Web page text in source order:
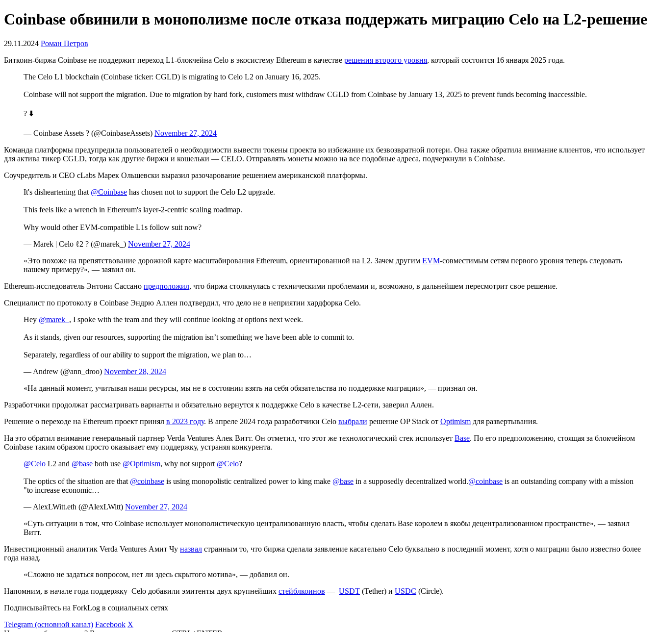
Coinbase обвинили в монополизме после отказа поддержать миграцию Celo на L2-решение
29.11.2024 Роман Петров
Биткоин-биржа Coinbase не поддержит переход L1-блокчейна Celo в экосистему Ethereum в качестве решения второго уровня, который состоится 16 января 2025 года.
The Celo L1 blockchain (Coinbase ticker: CGLD) is migrating to Celo L2 on January 16, 2025.
Coinbase will not support the migration. Due to migration by hard fork, customers must withdraw CGLD from Coinbase by January 13, 2025 to prevent funds becoming inaccessible.
? ⬇️
— Coinbase Assets ?️ (@CoinbaseAssets) November 27, 2024
Команда платформы предупредила пользователей о необходимости вывести токены проекта во избежание их безвозвратной потери. Она также обратила внимание клиентов, что использует
для актива тикер CGLD, тогда как другие биржи и кошельки — CELO. Отправлять монеты можно на все подобные адреса, подчеркнули в Coinbase.
Соучредитель и СЕО cLabs Марек Ольшевски выразил разочарование решением американской платформы.
It's disheartening that @Coinbase has chosen not to support the Celo L2 upgrade.
This feels like a wrench in Ethereum's layer-2-centric scaling roadmap.
Why would other EVM-compatible L1s follow suit now?
— Marek | Celo ℓ2 ? (@marek_) November 27, 2024
«Это похоже на препятствование дорожной карте масштабирования Ethereum, ориентированной на L2. Зачем другим EVM-совместимым сетям первого уровня теперь следовать
нашему примеру?», — заявил он.
Ethereum-исследователь Энтони Сассано предположил, что биржа столкнулась с техническими проблемами и, возможно, в дальнейшем пересмотрит свое решение.
Специалист по протоколу в Coinbase Эндрю Аллен подтвердил, что дело не в неприятии хардфорка Celo.
Hey @marek_ , I spoke with the team and they will continue looking at options next week.
As it stands, given our resources, supporting the migration isn’t something we have been able to commit to.
Separately, regardless of our ability to support the migration, we plan to…
— Andrew (@ann_droo) November 28, 2024
«На данный момент, учитывая наши ресурсы, мы не в состоянии взять на себя обязательства по поддержке миграции», — признал он.
Разработчики продолжат рассматривать варианты и обязательно вернутся к поддержке Celo в качестве L2-сети, заверил Аллен.
Решение о переходе на Ethereum проект принял в 2023 году. В апреле 2024 года разработчики Celo выбрали решение OP Stack от Optimism для развертывания.
На это обратил внимание генеральный партнер Verda Ventures Алек Витт. Он отметил, что этот же технологический стек использует Base. По его предположению, стоящая за блокчейном
Coinbase таким образом просто оказывает ему поддержку, устраняя конкурента.
@Celo L2 and @base both use @Optimism, why not support @Celo?
The optics of the situation are that @coinbase is using monopolistic centralized power to king make @base in a supposedly decentralized world.@coinbase is an outstanding company with a mission
"to increase economic…
— AlexLWitt.eth (@AlexLWitt) November 27, 2024
«Суть ситуации в том, что Coinbase использует монополистическую централизованную власть, чтобы сделать Base королем в якобы децентрализованном пространстве», — заявил
Витт.
Инвестиционный аналитик Verda Ventures Амит Чу назвал странным то, что биржа сделала заявление касательно Celo буквально в последний момент, хотя о миграции было известно более
года назад.
«Сложно не задаться вопросом, нет ли здесь скрытого мотива», — добавил он.
Напомним, в начале года поддержку Celo добавили эмитенты двух крупнейших стейблкоинов — USDT (Tether) и USDC (Circle).
Подписывайтесь на ForkLog в социальных сетях
Telegram (основной канал) Facebook X